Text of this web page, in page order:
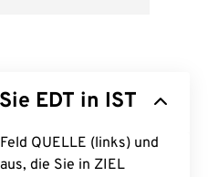
EDT in IST
QUELLE (links) und
die Sie in ZIEL